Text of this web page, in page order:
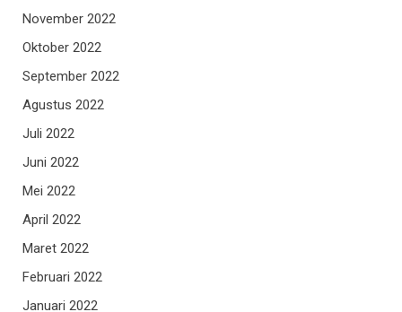
November 2022
Oktober 2022
September 2022
Agustus 2022
Juli 2022
Juni 2022
Mei 2022
April 2022
Maret 2022
Februari 2022
Januari 2022